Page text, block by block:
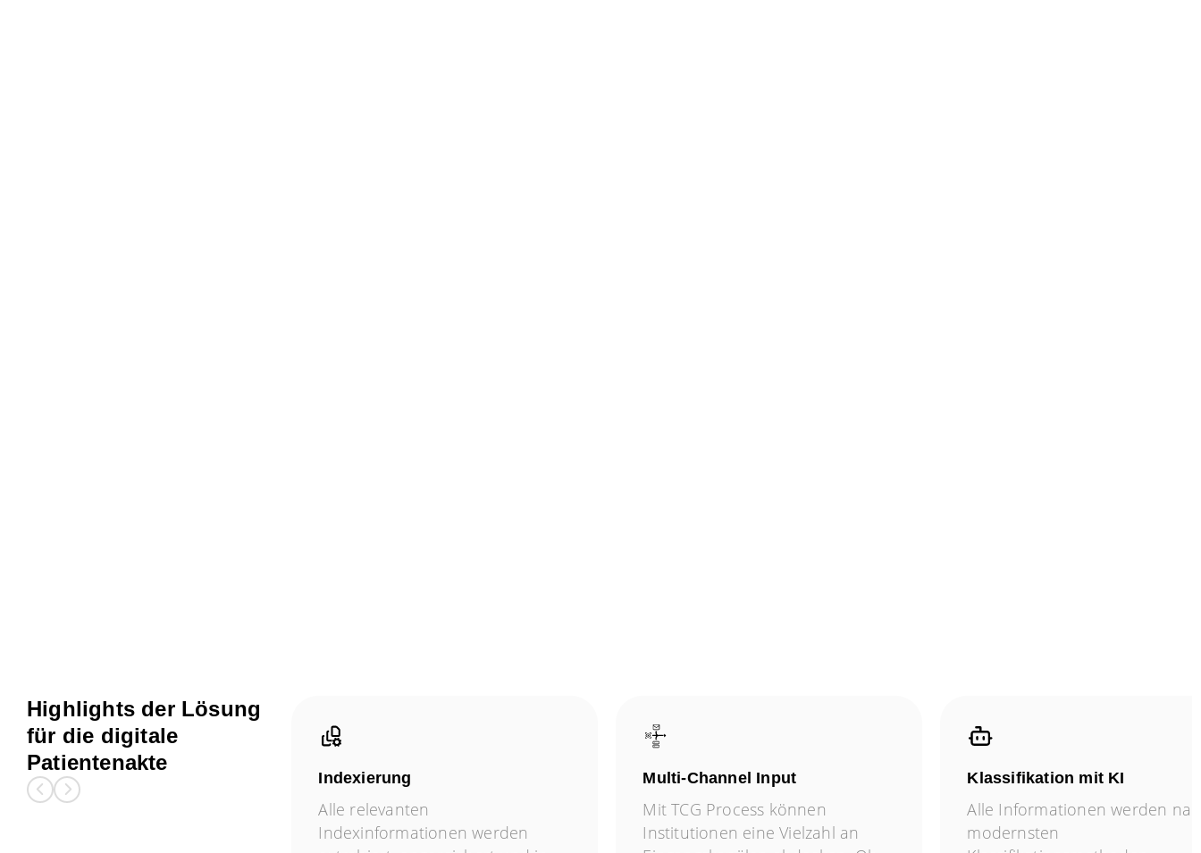
Highlights der Lösung
für die digitale
Patientenakte
mit KI
Informationen werden nach
Indexierung
Alle relevanten
Indexinformationen werden
Multi-Channel Input
Mit TCG Process können
Institutionen eine Vielzahl an
Klassifikation mit KI
Alle Informationen werden
modernsten